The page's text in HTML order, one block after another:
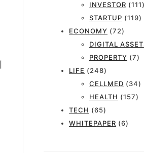
INVESTOR (111)
STARTUP (119)
ECONOMY (72)
DIGITAL
PROPERTY (7)
LIFE (248)
CELLMED (34)
HEALTH (157)
TECH (65)
WHITEPAPER (6)